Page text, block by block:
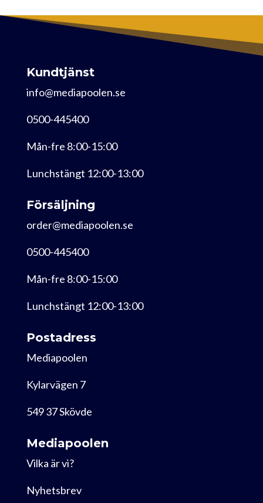
Kundtjänst
info@mediapoolen.se
0500-445400
Mån-fre 8:00-15:00
Lunchstängt 12:00-13:00
Försäljning
order@mediapoolen.se
0500-445400
Mån-fre 8:00-15:00
Lunchstängt 12:00-13:00
Postadress
Mediapoolen
Kylarvägen 7
549 37 Skövde
Mediapoolen
Vilka är vi?
Nyhetsbrev